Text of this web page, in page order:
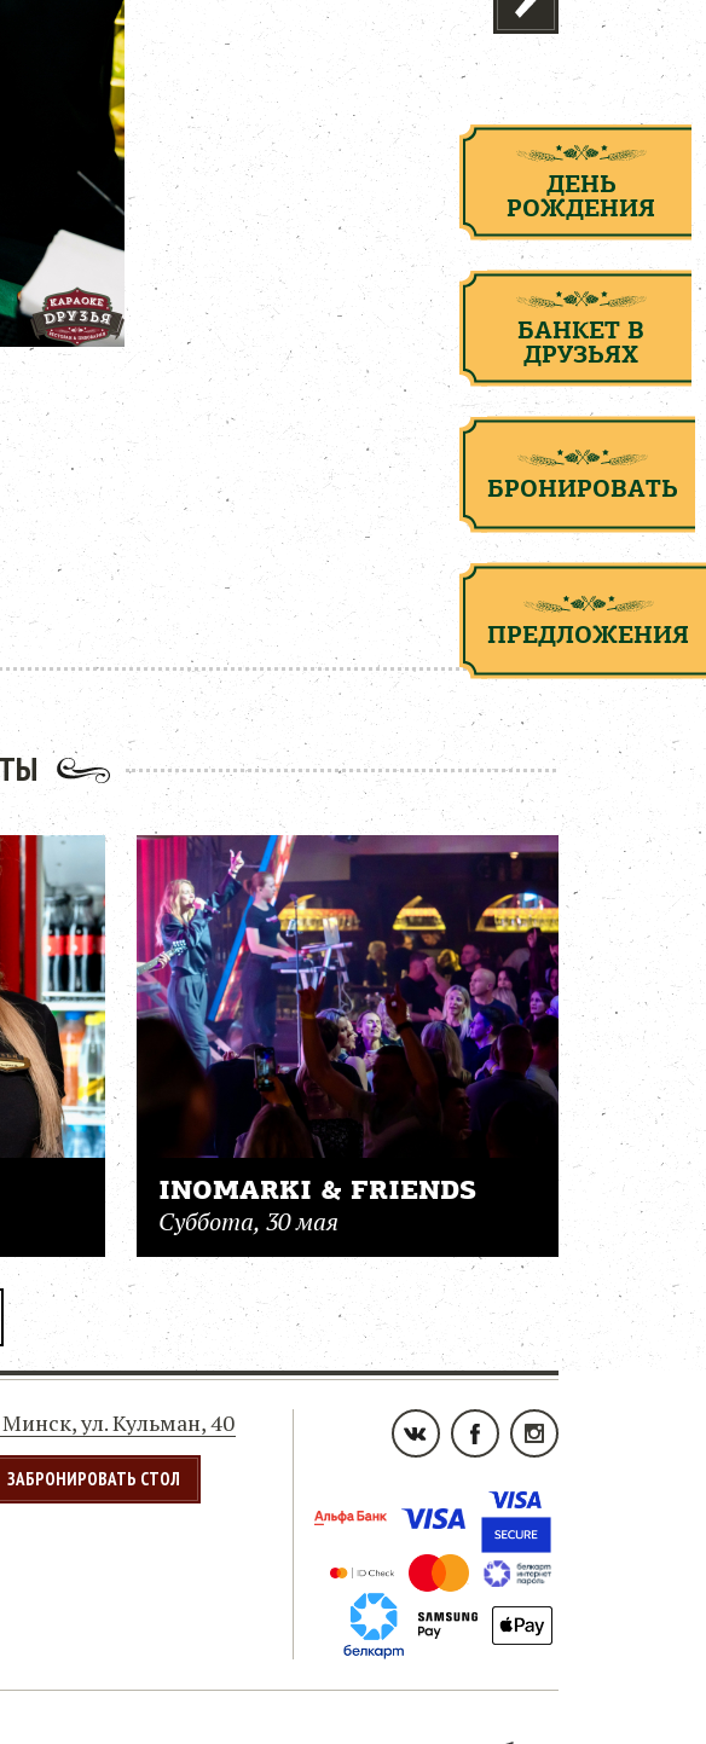
INOMARKI & FRIENDS
Суббота, 30 мая
Минск, ул. Кульман, 40
ЗАБРОНИРОВАТЬ СТОЛ
ДЕНЬ
РОЖДЕНИЯ
БАНКЕТ В
ДРУЗЬЯХ
БРОНИРОВАТЬ
ПРЕДЛОЖЕНИЯ